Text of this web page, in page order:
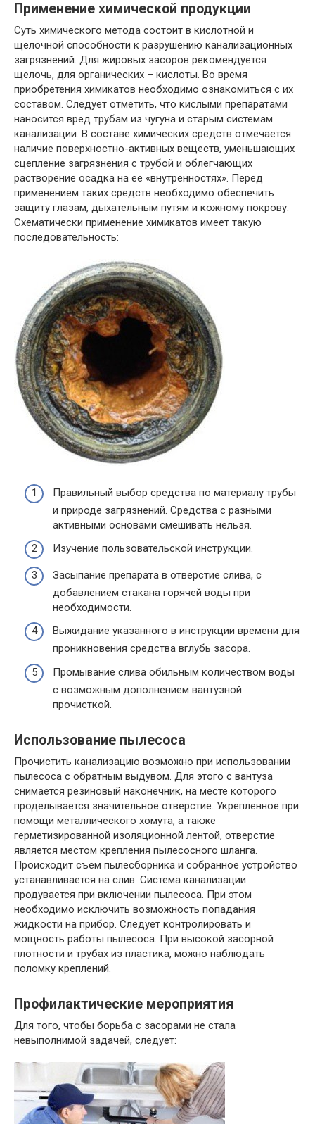
Применение химической продукции
Суть химического метода состоит в кислотной и
щелочной способности к разрушению канализационных
загрязнений. Для жировых засоров рекомендуется
щелочь, для органических – кислоты. Во время
приобретения химикатов необходимо ознакомиться с их
составом. Следует отметить, что кислыми препаратами
наносится вред трубам из чугуна и старым системам
канализации. В составе химических средств отмечается
наличие поверхностно-активных веществ, уменьшающих
сцепление загрязнения с трубой и облегчающих
растворение осадка на ее «внутренностях». Перед
применением таких средств необходимо обеспечить
защиту глазам, дыхательным путям и кожному покрову.
Схематически применение химикатов имеет такую
последовательность:
Правильный выбор средства по материалу трубы
и природе загрязнений. Средства с разными
активными основами смешивать нельзя.
Изучение пользовательской инструкции.
Засыпание препарата в отверстие слива, с
добавлением стакана горячей воды при
необходимости.
Выжидание указанного в инструкции времени для
проникновения средства вглубь засора.
Промывание слива обильным количеством воды
с возможным дополнением вантузной
прочисткой.
Использование пылесоса
Прочистить канализацию возможно при использовании
пылесоса с обратным выдувом. Для этого с вантуза
снимается резиновый наконечник, на месте которого
проделывается значительное отверстие. Укрепленное при
помощи металлического хомута, а также
герметизированной изоляционной лентой, отверстие
является местом крепления пылесосного шланга.
Происходит съем пылесборника и собранное устройство
устанавливается на слив. Система канализации
продувается при включении пылесоса. При этом
необходимо исключить возможность попадания
жидкости на прибор. Следует контролировать и
мощность работы пылесоса. При высокой засорной
плотности и трубах из пластика, можно наблюдать
поломку креплений.
Профилактические мероприятия
Для того, чтобы борьба с засорами не стала
невыполнимой задачей, следует: